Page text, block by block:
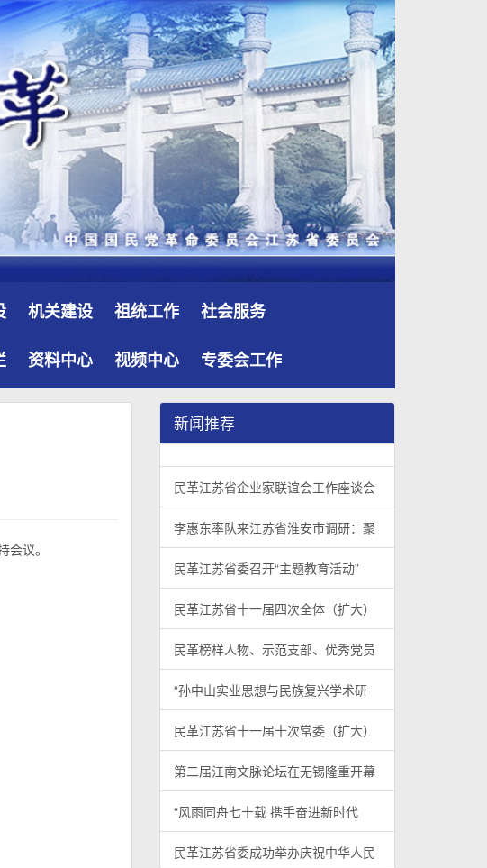
机关建设 祖统工作 社会服务
资料中心 视频中心 专委会工作
议。
新闻推荐
民革江苏省企业家联谊会工作座谈会在宁召开
1/3 李惠东率队来江苏省淮安市调研：聚焦民革党
2/3 民革江苏省委召开“主题教育活动” 领导班子民
3/3
民革江苏省企业家联谊会工作座谈会
李惠东率队来江苏省淮安市调研：聚
民革江苏省委召开“主题教育活动”
民革江苏省十一届四次全体（扩大）
民革榜样人物、示范支部、优秀党员
“孙中山实业思想与民族复兴学术研
民革江苏省十一届十次常委（扩大）
第二届江南文脉论坛在无锡隆重开幕
“风雨同舟七十载 携手奋进新时代
民革江苏省委成功举办庆祝中华人民